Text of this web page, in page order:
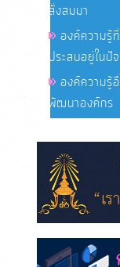
สั่งสมมา
องค์ความรู้
ประสบอยู่ในปั
องค์ความรู้
พัฒนาองค์กร